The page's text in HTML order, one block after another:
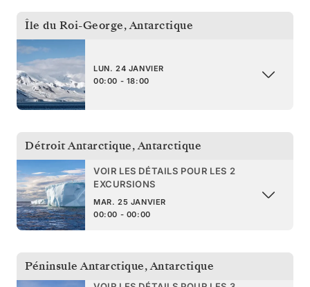
Île du Roi-George,Antarctique
LUN. 24 JANVIER
00:00 - 18:00
Détroit Antarctique,Antarctique
VOIR LES DÉTAILS POUR LES 2
EXCURSIONS
MAR. 25 JANVIER
00:00 - 00:00
Péninsule Antarctique,Antarctique